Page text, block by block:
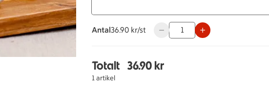
Antal
36.90 kronor styck
36.90 kr/st Använd knapparna för att
Totalt
1 artikel
Totalt 1 stycken Sandwich Tonfisk, 36.90
36.90 kr